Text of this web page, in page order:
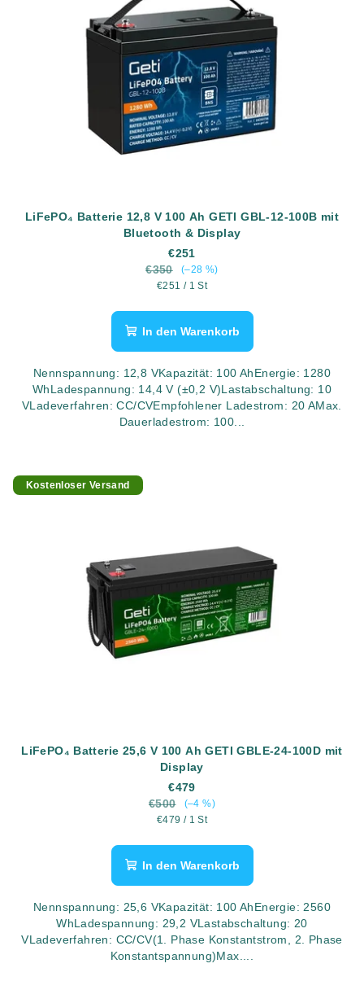
LiFePO₄ Batterie 12,8 V 100 Ah GETI GBL-12-100B mit
Bluetooth & Display
€251
€350
(–28 %)
Verkaufspreis:
€251 / 1 St
In den Warenkorb
Nennspannung: 12,8 VKapazität: 100 AhEnergie: 1280
WhLadespannung: 14,4 V (±0,2 V)Lastabschaltung: 10
VLadeverfahren: CC/CVEmpfohlener Ladestrom: 20 AMax.
Dauerladestrom: 100...
Kostenloser Versand
LiFePO₄ Batterie 25,6 V 100 Ah GETI GBLE-24-100D mit
Display
€479
€500
(–4 %)
Verkaufspreis:
€479 / 1 St
In den Warenkorb
Nennspannung: 25,6 VKapazität: 100 AhEnergie: 2560
WhLadespannung: 29,2 VLastabschaltung: 20
VLadeverfahren: CC/CV(1. Phase Konstantstrom, 2. Phase
Konstantspannung)Max....